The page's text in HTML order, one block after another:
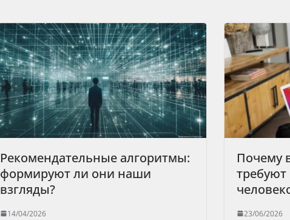
Рекомендательные алгоритмы:
формируют ли они наши
взгляды?
14/04/2026
Почему
23/06/2026